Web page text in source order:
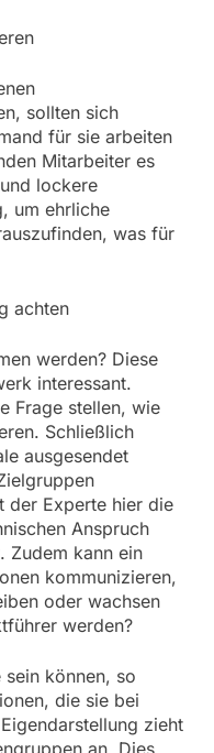
sollten sich
für sie arbeiten
Mitarbeiter es
lockere
um ehrliche
was für
achten
werden? Diese
interessant.
Frage stellen, wie
Schließlich
ausgesendet
der Experte hier die
Anspruch
Zudem kann ein
kommunizieren,
oder wachsen
werden?
können, so
die sie bei
zieht